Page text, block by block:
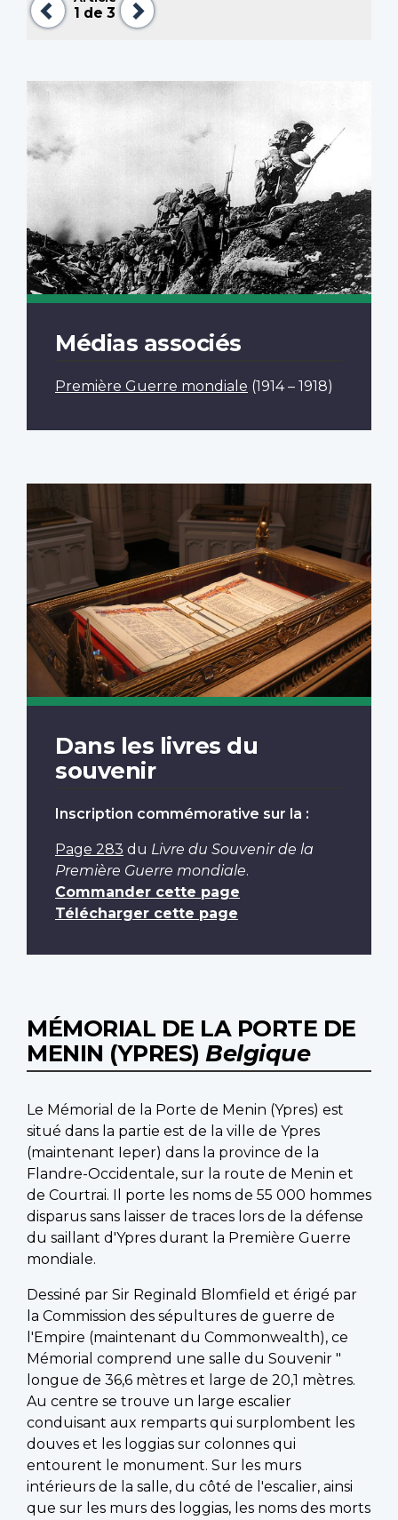
1 de 3
Médias associés
Première Guerre mondiale (1914 – 1918)
Dans les livres du
souvenir
Inscription commémorative sur la :
Page 283 du Livre du Souvenir de la
Première Guerre mondiale.
Commander cette page
Télécharger cette page
MÉMORIAL DE LA PORTE DE
MENIN (YPRES) Belgique
Le Mémorial de la Porte de Menin (Ypres) est
situé dans la partie est de la ville de Ypres
(maintenant Ieper) dans la province de la
Flandre-Occidentale, sur la route de Menin et
de Courtrai. Il porte les noms de 55 000 hommes
disparus sans laisser de traces lors de la défense
du saillant d'Ypres durant la Première Guerre
mondiale.
Dessiné par Sir Reginald Blomfield et érigé par
la Commission des sépultures de guerre de
l'Empire (maintenant du Commonwealth), ce
Mémorial comprend une salle du Souvenir "
longue de 36,6 mètres et large de 20,1 mètres.
Au centre se trouve un large escalier
conduisant aux remparts qui surplombent les
douves et les loggias sur colonnes qui
entourent le monument. Sur les murs
intérieurs de la salle, du côté de l'escalier, ainsi
que sur les murs des loggias, les noms des morts